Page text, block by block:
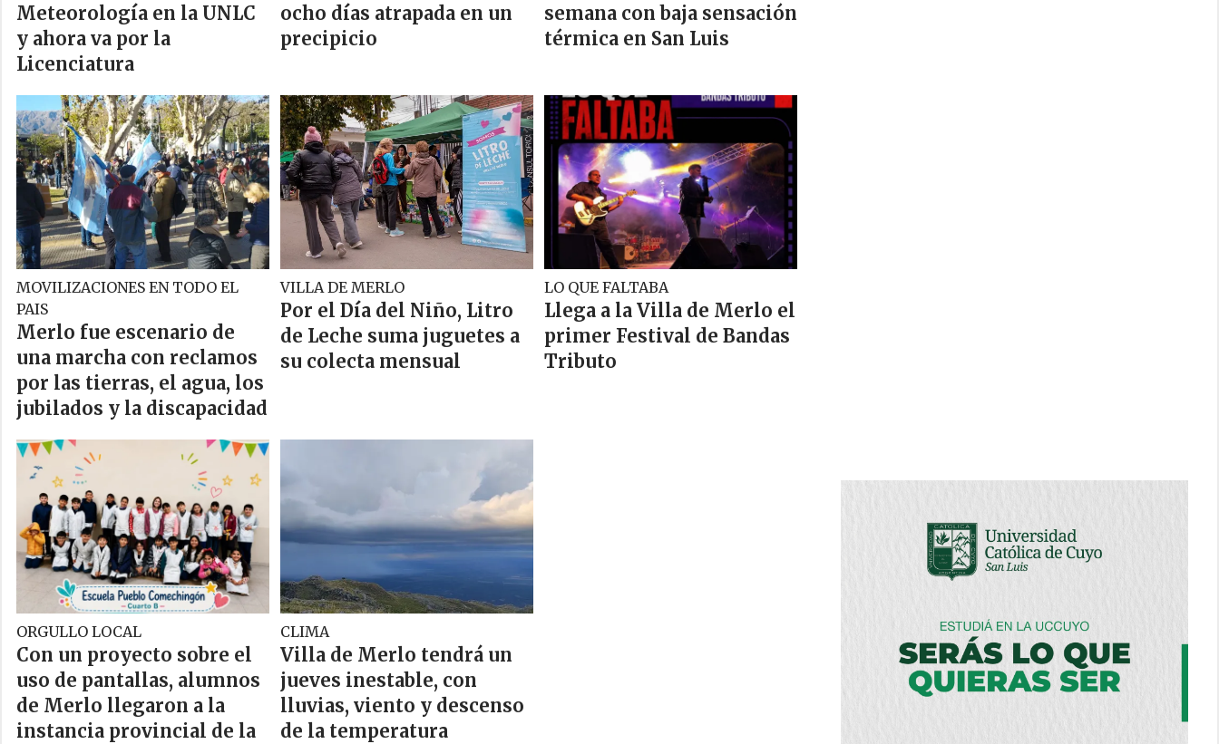
Meteorología en la UNLC
y ahora va por la
Licenciatura
ocho días atrapada en un
precipicio
semana con baja sensación
térmica en San Luis
MOVILIZACIONES EN TODO EL
PAIS
Merlo fue escenario de
una marcha con reclamos
por las tierras, el agua, los
jubilados y la discapacidad
VILLA DE MERLO
Por el Día del Niño, Litro
de Leche suma juguetes a
su colecta mensual
LO QUE FALTABA
Llega a la Villa de Merlo el
primer Festival de Bandas
Tributo
ORGULLO LOCAL
Con un proyecto sobre el
uso de pantallas, alumnos
de Merlo llegaron a la
instancia provincial de la
CLIMA
Villa de Merlo tendrá un
jueves inestable, con
lluvias, viento y descenso
de la temperatura